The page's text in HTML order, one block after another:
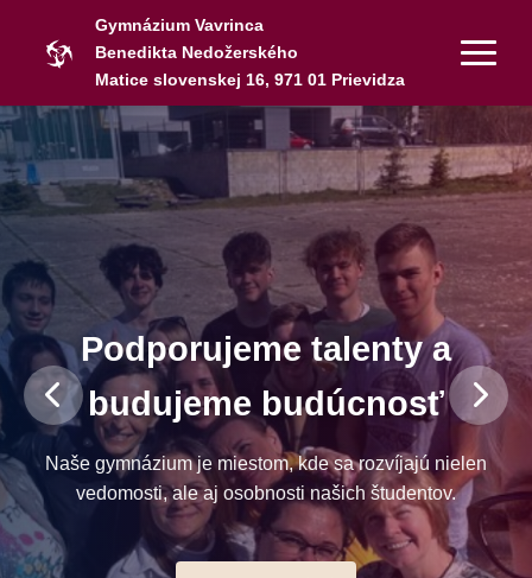
Gymnázium Vavrinca
Benedikta Nedožerského
Matice slovenskej 16, 971 01 Prievidza
Podporujeme talenty a
budujeme budúcnosť
Naše gymnázium je miestom, kde sa rozvíjajú nielen
vedomosti, ale aj osobnosti našich študentov.